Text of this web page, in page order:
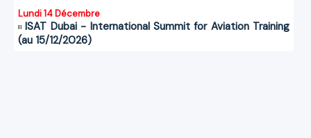
Lundi 14 Décembre
ISAT Dubai - International Summit for Aviation Training
(au 15/12/2026)